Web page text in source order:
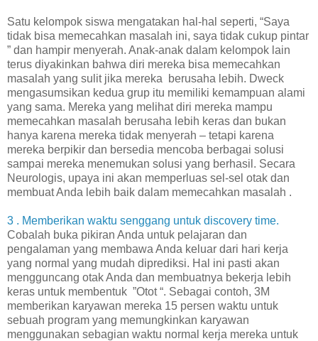
Satu kelompok siswa mengatakan hal-hal seperti, “Saya
tidak bisa memecahkan masalah ini, saya tidak cukup pintar
” dan hampir menyerah. Anak-anak dalam kelompok lain
terus diyakinkan bahwa diri mereka bisa memecahkan
masalah yang sulit jika mereka berusaha lebih. Dweck
mengasumsikan kedua grup itu memiliki kemampuan alami
yang sama. Mereka yang melihat diri mereka mampu
memecahkan masalah berusaha lebih keras dan bukan
hanya karena mereka tidak menyerah – tetapi karena
mereka berpikir dan bersedia mencoba berbagai solusi
sampai mereka menemukan solusi yang berhasil. Secara
Neurologis, upaya ini akan memperluas sel-sel otak dan
membuat Anda lebih baik dalam memecahkan masalah .
3 . Memberikan waktu senggang untuk discovery time.
Cobalah buka pikiran Anda untuk pelajaran dan
pengalaman yang membawa Anda keluar dari hari kerja
yang normal yang mudah diprediksi. Hal ini pasti akan
mengguncang otak Anda dan membuatnya bekerja lebih
keras untuk membentuk ”Otot “. Sebagai contoh, 3M
memberikan karyawan mereka 15 persen waktu untuk
sebuah program yang memungkinkan karyawan
menggunakan sebagian waktu normal kerja mereka untuk